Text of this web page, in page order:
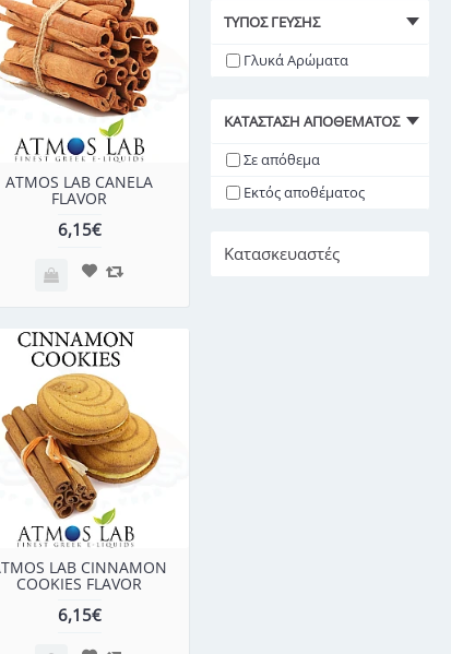
ΤΎΠΟΣ ΓΕΎΣΗΣ
Γλυκά Αρώματα
ΚΑΤΆΣΤΑΣΗ ΑΠΟΘΈΜΑΤΟΣ
Σε απόθεμα
Εκτός αποθέματος
Κατασκευαστές
ATMOS LAB CANELA
FLAVOR
6,15€
LAB CINNAMON
COOKIES FLAVOR
6,15€